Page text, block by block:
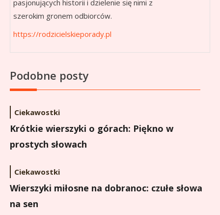
pasjonujących historii i dzielenie się nimi z
szerokim gronem odbiorców.
https://rodzicielskieporady.pl
Podobne posty
Ciekawostki
Krótkie wierszyki o górach: Piękno w
prostych słowach
Ciekawostki
Wierszyki miłosne na dobranoc: czułe słowa
na sen